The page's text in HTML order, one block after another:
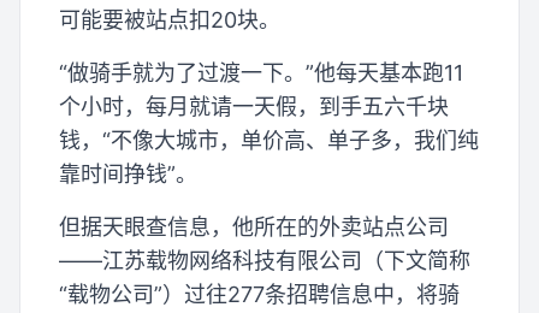
可能要被站点扣20块。
“做骑手就为了过渡一下。”他每天基本跑11
个小时，每月就请一天假，到手五六千块
钱，“不像大城市，单价高、单子多，我们纯
靠时间挣钱”。
但据天眼查信息，他所在的外卖站点公司
——江苏载物网络科技有限公司（下文简称
“载物公司”）过往277条招聘信息中，将骑